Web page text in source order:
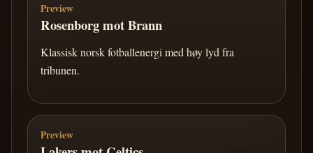
Preview
Rosenborg mot Brann
Klassisk norsk fotballenergi med høy lyd fra
tribunen.
Preview